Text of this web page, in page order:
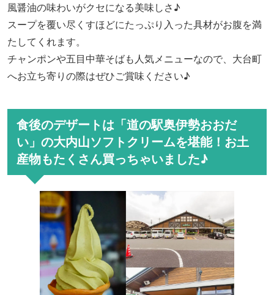
風醤油の味わいがクセになる美味しさ♪
スープを覆い尽くすほどにたっぷり入った具材がお腹を満
たしてくれます。
チャンポンや五目中華そばも人気メニューなので、大台町
へお立ち寄りの際はぜひご賞味ください♪
食後のデザートは「道の駅奥伊勢おおだ
い」の大内山ソフトクリームを堪能！お土
産物もたくさん買っちゃいました♪